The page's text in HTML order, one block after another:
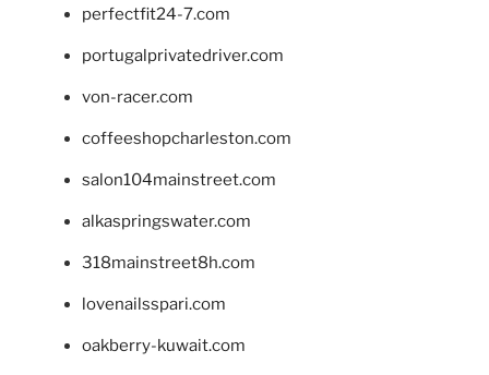
perfectfit24-7.com
portugalprivatedriver.com
von-racer.com
coffeeshopcharleston.com
salon104mainstreet.com
alkaspringswater.com
318mainstreet8h.com
lovenailsspari.com
oakberry-kuwait.com